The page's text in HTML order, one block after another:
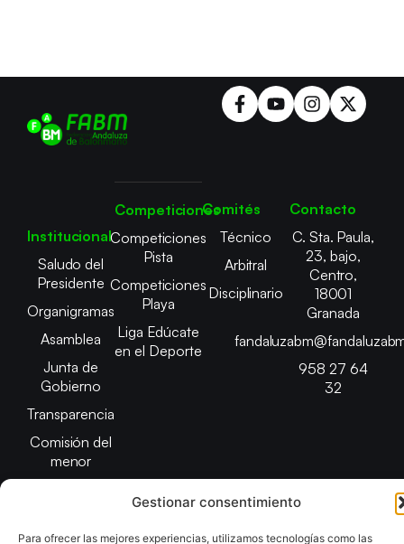
Gestionar consentimiento
Para ofrecer las mejores experiencias, utilizamos tecnologías como las
Institucional
Saludo del
Presidente
Organigramas
Asamblea
Junta de
Gobierno
Transparencia
Comisión del
menor
Competiciones
Competiciones
Pista
Competiciones
Playa
Liga Edúcate
en el Deporte
Comités
Técnico
Arbitral
Disciplinario
Contacto
C. Sta. Paula,
23, bajo,
Centro,
18001
Granada
958 27 64
32